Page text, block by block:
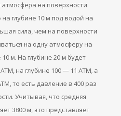
на поверхности
глубине 10 м под водой на
сила, чем на поверхности
на одну атмосферу на
м. На глубине 20 м будет
на глубине 100 — 11 АТМ, а
то есть давление в 400 раз
Учитывая, что средняя
3800 м, это представляет